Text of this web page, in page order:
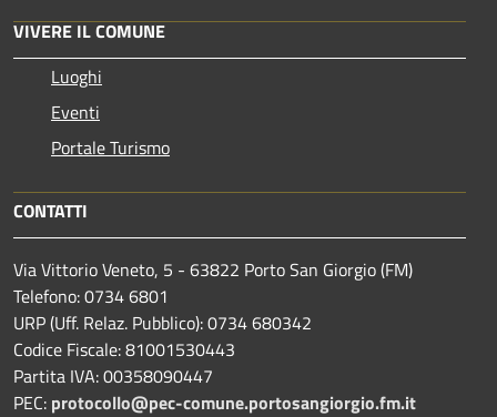
VIVERE IL COMUNE
Luoghi
Eventi
Portale Turismo
CONTATTI
Via Vittorio Veneto, 5 - 63822 Porto San Giorgio (FM)
Telefono: 0734 6801
URP (Uff. Relaz. Pubblico): 0734 680342
Codice Fiscale: 81001530443
Partita IVA: 00358090447
PEC: protocollo@pec-comune.portosangiorgio.fm.it